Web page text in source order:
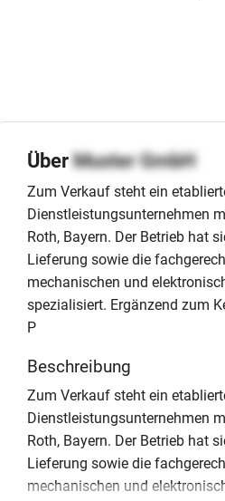
ÜberMuster GmbH
Zum Verkauf steht ein
Dienstleistungsunternehmen
Roth, Bayern. Der Betrieb hat
Lieferung sowie die
mechanischen und
spezialisiert. Ergänzend zum
P
Beschreibung
Zum Verkauf steht ein
Dienstleistungsunternehmen
Roth, Bayern. Der Betrieb hat
Lieferung sowie die
mechanischen und